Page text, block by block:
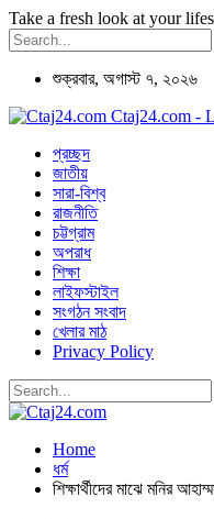
Take a fresh look at your
শুক্রবার, অগাস্ট ৭, ২০২৬
Ctaj24.com -
প্রচ্ছদ
জাতীয়
সারা-বিশ্ব
রাজনীতি
চট্টগ্রাম
অপরাধ
শিক্ষা
লাইফস্টাইল
সংগঠন সংবাদ
খেলার মাঠ
Privacy Policy
Home
ধর্ম
শিক্ষার্থীদের মাঝে মনির